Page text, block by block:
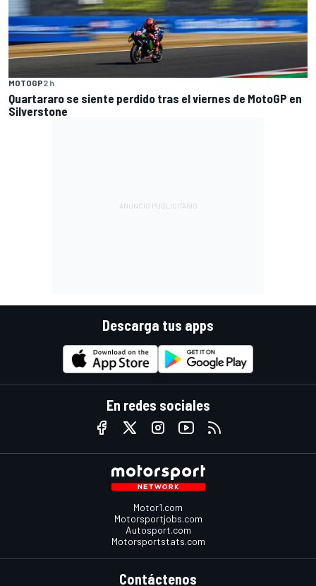
MOTOGP2 h
Quartararo se siente perdido tras el viernes de MotoGP en
Silverstone
Descarga tus apps
En redes sociales
Motor1.com
Motorsportjobs.com
Autosport.com
Motorsportstats.com
Contáctenos